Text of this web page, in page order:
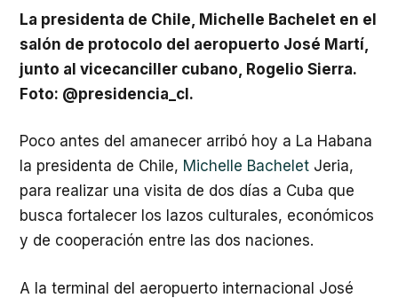
La presidenta de Chile, Michelle Bachelet en el
salón de protocolo del aeropuerto José Martí,
junto al vicecanciller cubano, Rogelio Sierra.
Foto: @presidencia_cl.
Poco antes del amanecer arribó hoy a La Habana
la presidenta de Chile, Michelle Bachelet Jeria,
para realizar una visita de dos días a Cuba que
busca fortalecer los lazos culturales, económicos
y de cooperación entre las dos naciones.
A la terminal del aeropuerto internacional José